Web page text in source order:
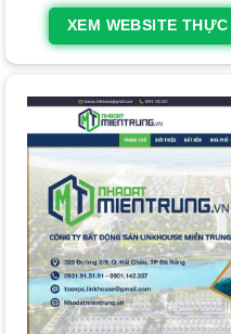
nghiệp giúp doanh nghiệp
ứng công nghệ và giành
ích và trải nghiệm người
lại lâu hơn, tăng khả năng
Gia tăng mối quan hệ
các kênh liên hệ đa dạng,
tương tác và xây dựng
Mẫu Thiết Kế
Chuẩn SEO
XEM WEBSITE THỰC